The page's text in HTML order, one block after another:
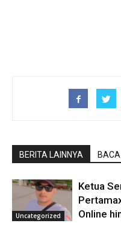
BERITA LAINNYA
Uncategorized
Ketua
Online